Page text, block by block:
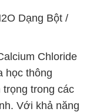
Dạng Bột /
Chloride
học thông
trong các
Với khả năng